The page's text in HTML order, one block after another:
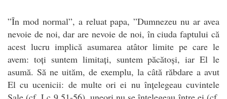
”În mod normal”, a reluat papa, ”Dumnezeu nu ar avea
nevoie de noi, dar are nevoie de noi, în ciuda faptului că
acest lucru implică asumarea atâtor limite pe care le
avem: toți suntem limitați, suntem păcătoși, iar El le
asumă. Să ne uităm, de exemplu, la câtă răbdare a avut
El cu ucenicii: de multe ori ei nu înțelegeau cuvintele